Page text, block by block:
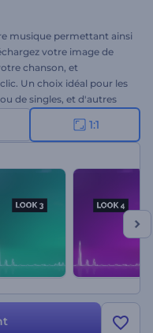
musique permettant ainsi
votre image de
chanson, et
Un choix idéal pour les
de singles, et d'autres
dès maintenant
1:1